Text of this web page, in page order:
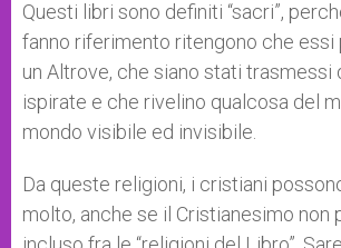
Questi libri sono definiti “sacri”,
fanno riferimento ritengono che essi
un Altrove, che siano stati trasmessi
ispirate e che rivelino qualcosa del
mondo visibile ed invisibile.
Da queste religioni, i cristiani
molto, anche se il Cristianesimo non